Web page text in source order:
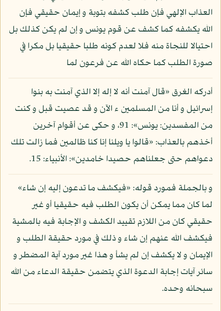
العذاب الإلهي فإن طلب كشفه بتوبة و إيمان حقيقي فإن
الله يكشفه كما كشف عن قوم يونس و إن لم يكن كذلك بل
احتيالا للنجاة منه فلا لعدم كونه طلبا حقيقيا بل مكرا في
صورة الطلب كما حكاه الله عن فرعون لما
أدركه الغرق «قال آمنت أنه لا إله إلا الذي آمنت به بنوا
إسرائيل و أنا من المسلمين ء الآن و قد عصيت قبل و كنت
من المفسدين: يونس»: 91، و حكى عن أقوام آخرين
أخذهم بالعذاب: «قالوا يا ويلنا إنا كنا ظالمين فما زالت تلك
دعواهم حتى جعلناهم حصيدا خامدين»: الأنبياء: 15.
و بالجملة فمورد قوله: «فيكشف ما تدعون إليه إن شاء»
لما كان مما يمكن أن يكون الطلب فيه حقيقيا أو غير
حقيقي كان من اللازم تقييد الكشف و الإجابة فيه بالمشية
فيكشف الله عنهم إن شاء و ذلك في مورد حقيقة الطلب و
الإيمان و لا يكشف إن لم يشأ و هذا غير مورد آية المضطر و
سائر آيات إجابة الدعوة الذي يتضمن حقيقة الدعاء من الله
سبحانه وحده.